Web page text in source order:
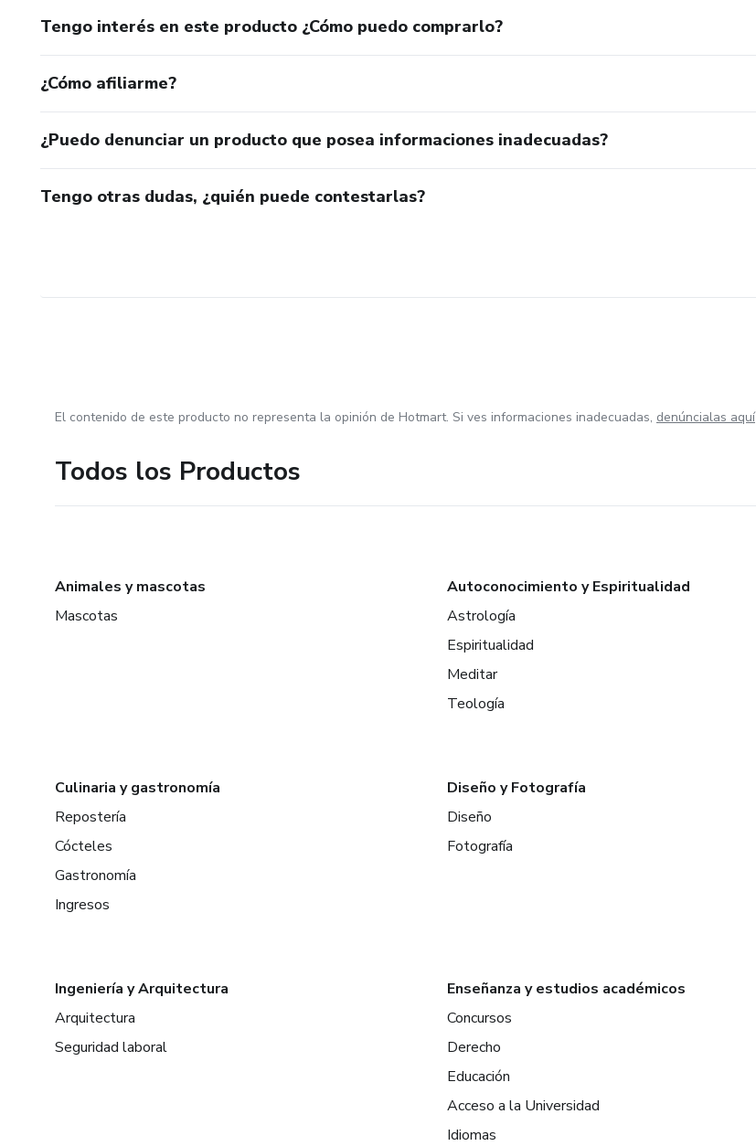
Tengo interés en este producto ¿Cómo puedo comprarlo?
¿Cómo afiliarme?
¿Puedo denunciar un producto que posea informaciones inadecuadas?
Tengo otras dudas, ¿quién puede contestarlas?
El contenido de este producto no representa la opinión de Hotmart. Si ves informaciones inadecuadas, denúncialas aquí
Todos los Productos
Animales y mascotas
Mascotas
Autoconocimiento y Espiritualidad
Astrología
Espiritualidad
Meditar
Teología
Culinaria y gastronomía
Repostería
Cócteles
Gastronomía
Ingresos
Diseño y Fotografía
Diseño
Fotografía
Ingeniería y Arquitectura
Arquitectura
Seguridad laboral
Enseñanza y estudios académicos
Concursos
Derecho
Educación
Acceso a la Universidad
Idiomas